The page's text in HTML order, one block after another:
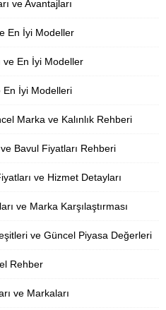
ve Avantajları
En İyi Modeller
ve En İyi Modeller
En İyi Modelleri
Marka ve Kalınlık Rehberi
Bavul Fiyatları Rehberi
ve Hizmet Detayları
ve Marka Karşılaştırması
ve Güncel Piyasa Değerleri
Rehber
ve Markaları